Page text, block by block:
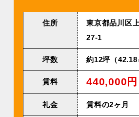
住所
東京都品川区
27-1
坪数 約12坪（42.18
賃料 440,000円
礼金 賃料の2ヶ月